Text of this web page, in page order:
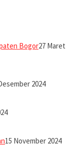
Bogor27 Maret
2024
15 November 2024